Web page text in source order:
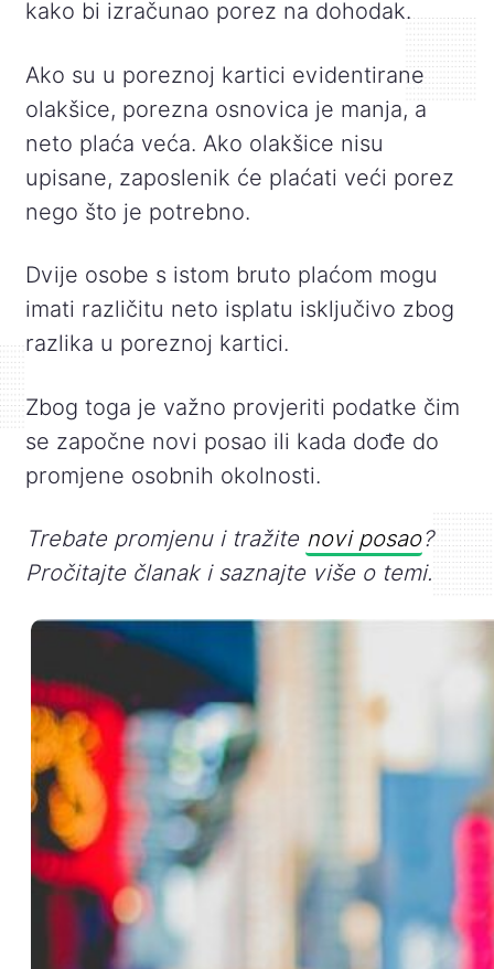
kako bi izračunao porez na dohodak.
Ako su u poreznoj kartici evidentirane
olakšice, porezna osnovica je manja, a
neto plaća veća. Ako olakšice nisu
upisane, zaposlenik će plaćati veći porez
nego što je potrebno.
Dvije osobe s istom bruto plaćom mogu
imati različitu neto isplatu isključivo zbog
razlika u poreznoj kartici.
Zbog toga je važno provjeriti podatke čim
se započne novi posao ili kada dođe do
promjene osobnih okolnosti.
Trebate promjenu i tražite novi posao?
Pročitajte članak i saznajte više o temi.